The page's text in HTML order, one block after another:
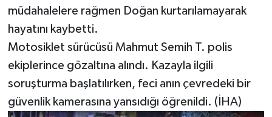
müdahalelere rağmen Doğan kurtarılamayarak
hayatını kaybetti.
Motosiklet sürücüsü Mahmut Semih T. polis
ekiplerince gözaltına alındı. Kazayla ilgili
soruşturma başlatılırken, feci anın çevredeki bir
güvenlik kamerasına yansıdığı öğrenildi. (İHA)